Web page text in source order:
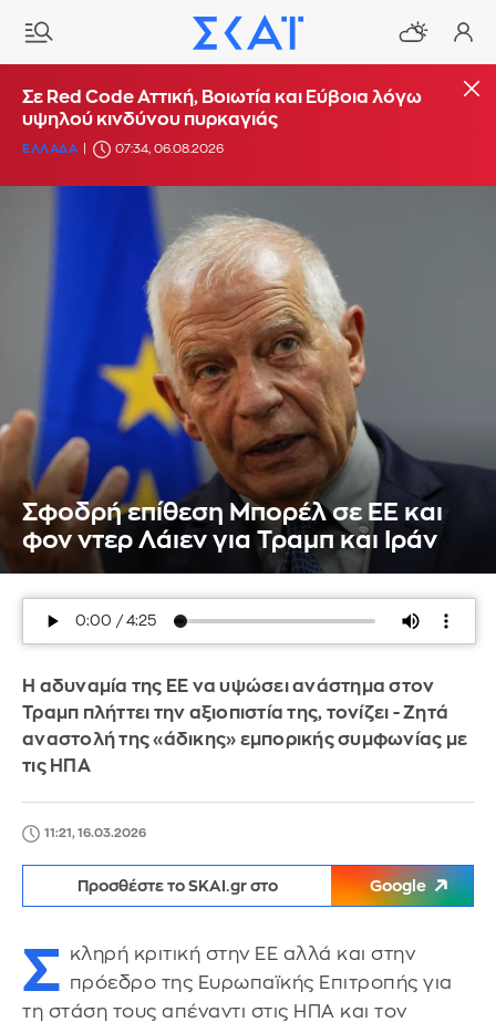
Σε Red Code Αττική, Βοιωτία και Εύβοια λόγω
υψηλού κινδύνου πυρκαγιάς
ΕΛΛΑΔΑ 07:34, 06.08.2026
Σφοδρή επίθεση Μπορέλ σε ΕΕ και
φον ντερ Λάιεν για Τραμπ και Ιράν
Η αδυναμία της ΕΕ να υψώσει ανάστημα στον
Τραμπ πλήττει την αξιοπιστία της, τονίζει - Ζητά
αναστολή της «άδικης» εμπορικής συμφωνίας με
τις ΗΠΑ
11:21, 16.03.2026
Προσθέστε το SKAI.gr στο Google
Σ κληρή κριτική στην ΕΕ αλλά και στην
πρόεδρο της Ευρωπαϊκής Επιτροπής για
τη στάση τους απέναντι στις ΗΠΑ και τον